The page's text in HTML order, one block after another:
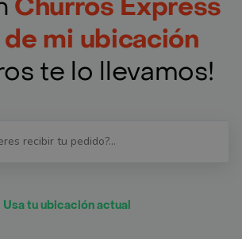
Churros Express
mi ubicación
te lo llevamos!
Usa tu ubicación actual